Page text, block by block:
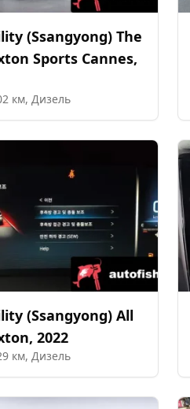
(Ssangyong) The
Sports Cannes,
км, Дизель
(Ssangyong) All
, 2022
км, Дизель